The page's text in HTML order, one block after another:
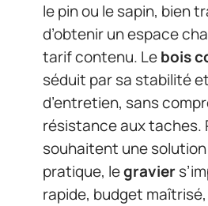
le pin ou le sapin, bien
d’obtenir un espace
tarif contenu. Lebois
séduit par sa stabilité
d’entretien, sans
résistance aux taches.
souhaitent une
pratique, legravier
rapide, budget